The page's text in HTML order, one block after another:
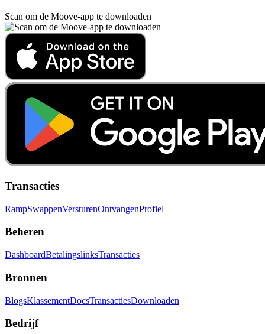
Scan om de Moove-app te downloaden
Transacties
RampSwappenVersturenOntvangenProfiel
Beheren
DashboardBetalingslinksTransacties
Bronnen
BlogsKlassementDocsTransactiesDownloaden
Bedrijf